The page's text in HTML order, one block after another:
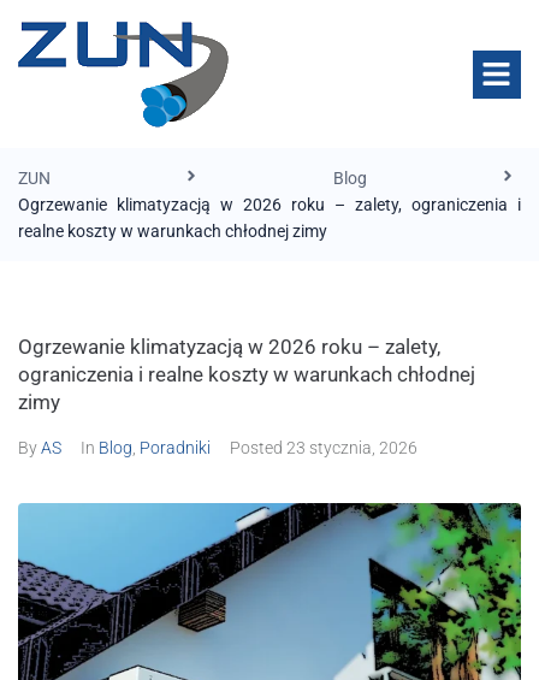
ZUN
Blog
Ogrzewanie klimatyzacją w 2026 roku – zalety, ograniczenia i
realne koszty w warunkach chłodnej zimy
Ogrzewanie klimatyzacją w 2026 roku – zalety,
ograniczenia i realne koszty w warunkach chłodnej
zimy
ByAS In Blog Poradniki Posted 23 stycznia, 2026